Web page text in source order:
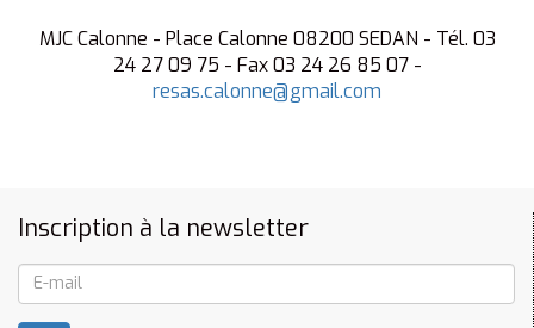
MJC Calonne - Place Calonne 08200 SEDAN - Tél. 03
24 27 09 75 - Fax 03 24 26 85 07 -
resas.calonne@gmail.com
Inscription à la newsletter